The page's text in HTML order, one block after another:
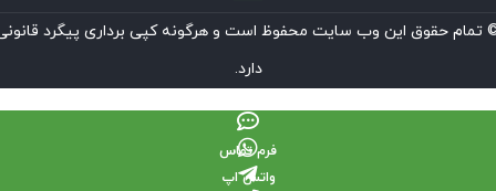
تمام حقوق این وب سایت محفوظ است و هرگونه کپی برداری پیگرد
دارد.
فرم تماس
واتس اپ